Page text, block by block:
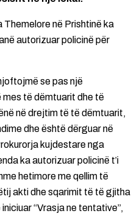
në Prishtinë ka
autorizuar policinë për
se pas një
mes të dëmtuarit dhe të
në drejtim të të dëmtuarit,
dhe është dërguar në
kujdestare nga
ka autorizuar policinë t’i
hetimore me qellim të
akti dhe sqarimit të të gjitha
“Vrasja ne tentative”,